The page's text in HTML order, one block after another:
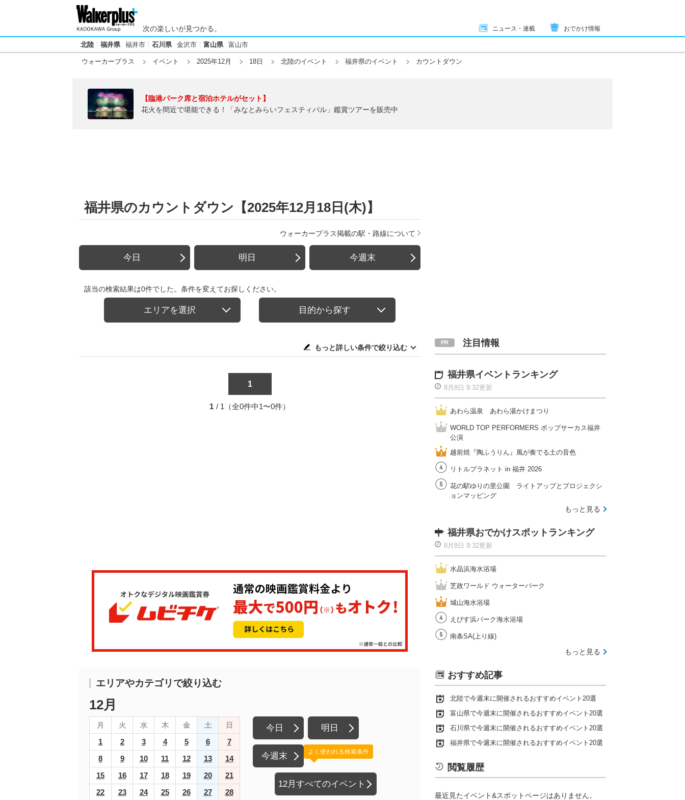
次の楽しいが見つかる。 ニュース・連載 おでかけ情報
北陸 福井県 福井市 石川県 金沢市 富山県 富山市
ウォーカープラス イベント 2025年12月 18日 北陸のイベント 福井県のイベント カウントダウン
【臨港パーク席と宿泊ホテルがセット】
花火を間近で堪能できる！「みなとみらいフェスティバル」鑑賞ツアーを販売中
福井県のカウントダウン【2025年12月18日(木)】
ウォーカープラス掲載の駅・路線について
今日 明日 今週末
該当の検索結果は0件でした。条件を変えてお探しください。
エリアを選択 目的から探す
もっと詳しい条件で絞り込む
1
1 / 1（全0件中1〜0件）
エリアやカテゴリで絞り込む
12月
月 火 水 木 金 土 日
1 2 3 4 5 6
7
8
9 10 11 12 13
14
15
16 17 18 19 20
21
22
23 24 25 26 27
28
今日 明日
今週末
12月すべてのイベント
よく使われる検索条件
注目情報
福井県イベントランキング
8月8日 9:32更新
あわら温泉 あわら湯かけまつり
WORLD TOP PERFORMERS ポップサーカス福井
公演
越前焼『陶ふうりん』風が奏でる土の音色
リトルプラネット in 福井 2026
花の駅ゆりの里公園 ライトアップとプロジェクシ
ョンマッピング
もっと見る
福井県おでかけスポットランキング
8月8日 9:32更新
水晶浜海水浴場
芝政ワールド ウォーターパーク
城山海水浴場
えびす浜パーク海水浴場
南条SA(上り線)
もっと見る
おすすめ記事
北陸で今週末に開催されるおすすめイベント20選
富山県で今週末に開催されるおすすめイベント20選
石川県で今週末に開催されるおすすめイベント20選
福井県で今週末に開催されるおすすめイベント20選
閲覧履歴
最近見たイベント&スポットページはありません。